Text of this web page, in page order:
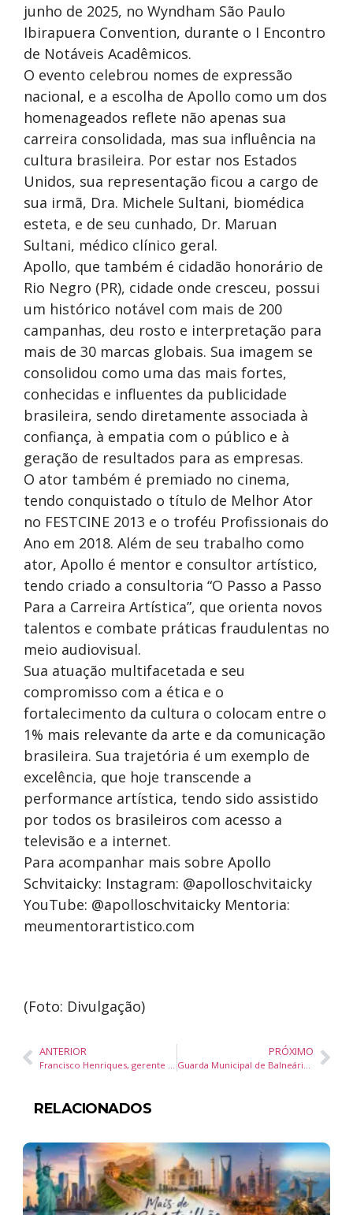
junho de 2025, no Wyndham São Paulo
Ibirapuera Convention, durante o I Encontro
de Notáveis Acadêmicos.
O evento celebrou nomes de expressão
nacional, e a escolha de Apollo como um dos
homenageados reflete não apenas sua
carreira consolidada, mas sua influência na
cultura brasileira. Por estar nos Estados
Unidos, sua representação ficou a cargo de
sua irmã, Dra. Michele Sultani, biomédica
esteta, e de seu cunhado, Dr. Maruan
Sultani, médico clínico geral.
Apollo, que também é cidadão honorário de
Rio Negro (PR), cidade onde cresceu, possui
um histórico notável com mais de 200
campanhas, deu rosto e interpretação para
mais de 30 marcas globais. Sua imagem se
consolidou como uma das mais fortes,
conhecidas e influentes da publicidade
brasileira, sendo diretamente associada à
confiança, à empatia com o público e à
geração de resultados para as empresas.
O ator também é premiado no cinema,
tendo conquistado o título de Melhor Ator
no FESTCINE 2013 e o troféu Profissionais do
Ano em 2018. Além de seu trabalho como
ator, Apollo é mentor e consultor artístico,
tendo criado a consultoria “O Passo a Passo
Para a Carreira Artística”, que orienta novos
talentos e combate práticas fraudulentas no
meio audiovisual.
Sua atuação multifacetada e seu
compromisso com a ética e o
fortalecimento da cultura o colocam entre o
1% mais relevante da arte e da comunicação
brasileira. Sua trajetória é um exemplo de
excelência, que hoje transcende a
performance artística, tendo sido assistido
por todos os brasileiros com acesso a
televisão e a internet.
Para acompanhar mais sobre Apollo
Schvitaicky: Instagram: @apolloschvitaicky
YouTube: @apolloschvitaicky Mentoria:
meumentorartistico.com
(Foto: Divulgação)
ANTERIOR PRÓXIMO
RELACIONADOS